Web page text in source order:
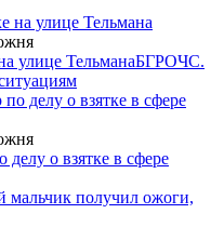
улице ТельманаБГРОЧС.
о взятке в сфере